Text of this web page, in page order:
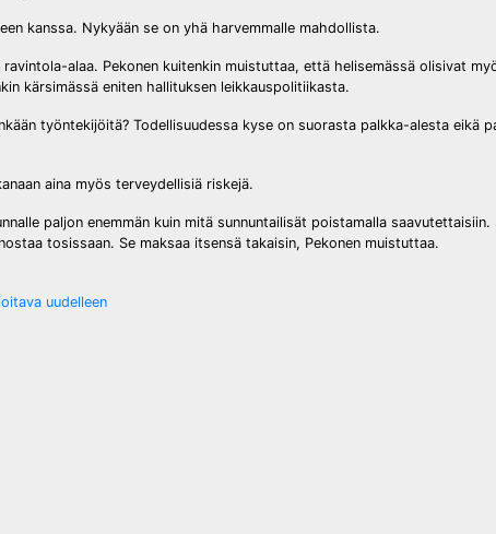
kanssa. Nykyään se on yhä harvemmalle mahdollista.
alaa. Pekonen kuitenkin muistuttaa, että helisemässä olisivat
kärsimässä eniten hallituksen leikkauspolitiikasta.
työntekijöitä? Todellisuudessa kyse on suorasta palkka-alesta eikä
aina myös terveydellisiä riskejä.
paljon enemmän kuin mitä sunnuntailisät poistamalla saavutettaisiin.
tosissaan. Se maksaa itsensä takaisin, Pekonen muistuttaa.
uudelleen